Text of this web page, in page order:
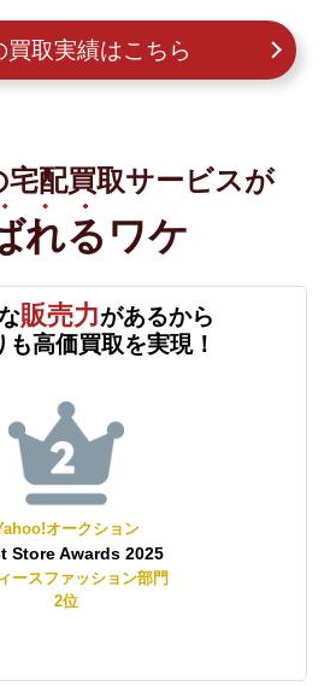
買取実績はこちら
配買取サービスが
れる ワケ
販売力があるから
も高価買取を実現！
オークション
Store Awards 2025
ースファッション部門
2位